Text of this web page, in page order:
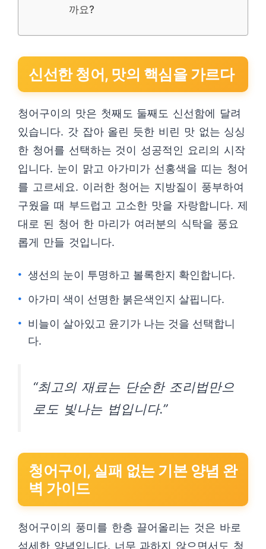
까요?
신선한 청어, 맛의 핵심을 가르다
청어구이의 맛은 첫째도 둘째도 신선함에 달려
있습니다. 갓 잡아 올린 듯한 비린 맛 없는 싱싱
한 청어를 선택하는 것이 성공적인 요리의 시작
입니다. 눈이 맑고 아가미가 선홍색을 띠는 청어
를 고르세요. 이러한 청어는 지방질이 풍부하여
구웠을 때 부드럽고 고소한 맛을 자랑합니다. 제
대로 된 청어 한 마리가 여러분의 식탁을 풍요
롭게 만들 것입니다.
생선의 눈이 투명하고 볼록한지 확인합니다.
아가미 색이 선명한 붉은색인지 살핍니다.
비늘이 살아있고 윤기가 나는 것을 선택합니
다.
“최고의 재료는 단순한 조리법만으
로도 빛나는 법입니다.”
청어구이, 실패 없는 기본 양념 완
벽 가이드
청어구이의 풍미를 한층 끌어올리는 것은 바로
섬세한 양념입니다. 너무 과하지 않으면서도 청